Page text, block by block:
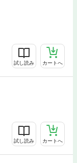
試し読み カートへ
試し読み カートへ